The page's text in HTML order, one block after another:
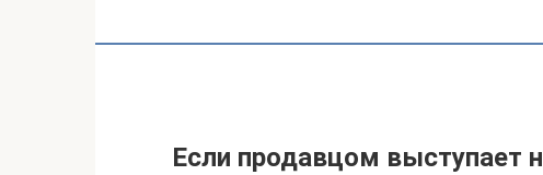
Если продавцом выступает